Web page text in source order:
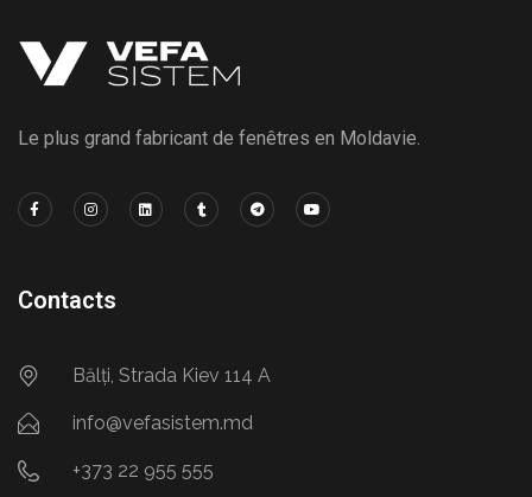
Le plus grand fabricant de fenêtres en Moldavie.
Contacts
Bălți, Strada Kiev 114 A
info@vefasistem.md
+373 22 955 555